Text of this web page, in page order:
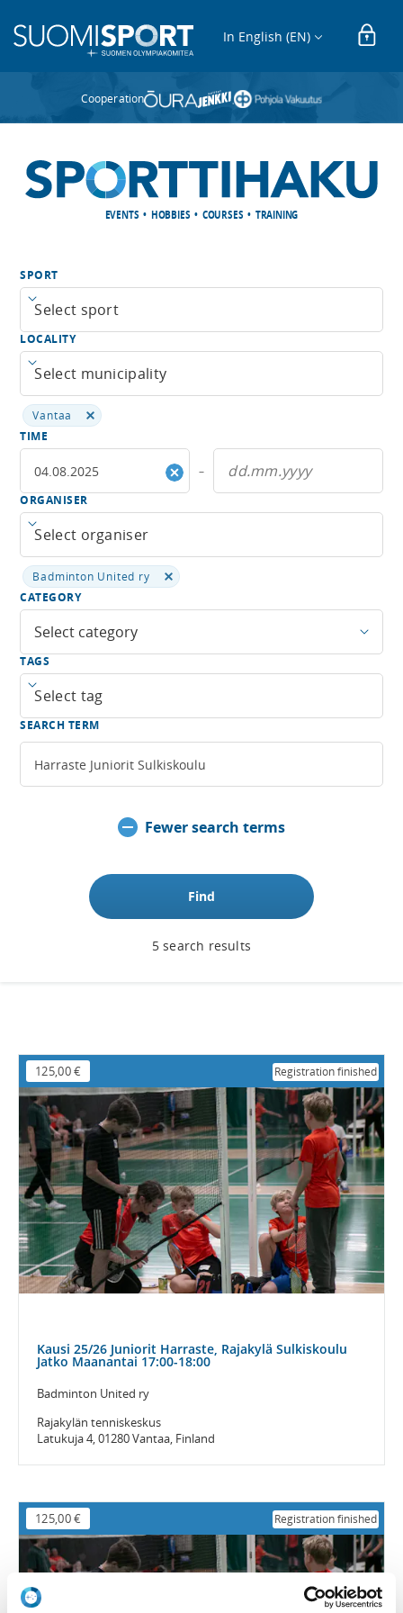
In English (EN)
Cooperation
EVENTS • HOBBIES • COURSES • TRAINING
SPORT
Open menu
LOCALITY
Open menu
Vantaa
TIME
–
ORGANISER
Open menu
Badminton United ry
CATEGORY
Select category
TAGS
Open menu
SEARCH TERM
Fewer search terms
Find
5 search results
125,00 € Registration finished
Kausi 25/26 Juniorit Harraste, Rajakylä Sulkiskoulu
Jatko Maanantai 17:00-18:00
Badminton United ry
Rajakylän tenniskeskus
Latukuja 4, 01280 Vantaa, Finland
125,00 € Registration finished